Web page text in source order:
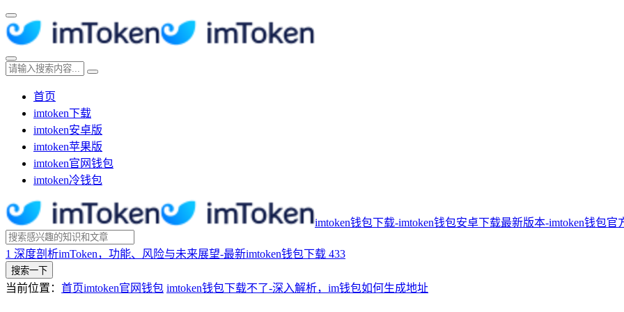
首页
imtoken下载
imtoken安卓版
imtoken苹果版
imtoken官网钱包
imtoken冷钱包
imtoken钱包下载-imtoken钱包安卓下载最新版本-imtoken钱包官
1 深度剖析imToken，功能、风险与未来展望-最新imtoken钱包下载 433
搜索一下
当前位置： 首页imtoken官网钱包 imtoken钱包下载不了-深入解析，im钱包如何生成地址